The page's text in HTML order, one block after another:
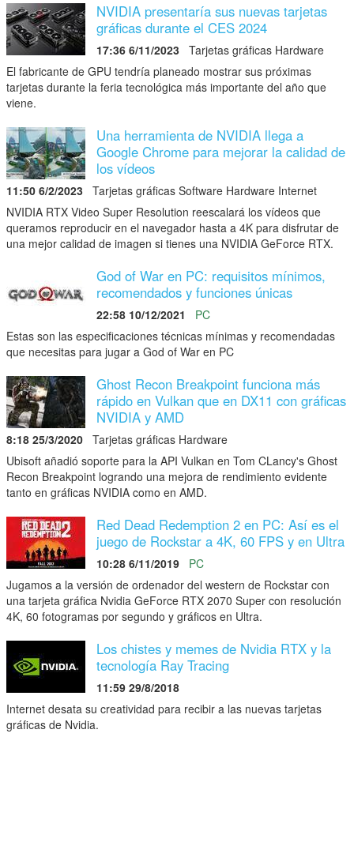
NVIDIA presentaría sus nuevas tarjetas
gráficas durante el CES 2024
17:36 6/11/2023 Tarjetas gráficas Hardware
El fabricante de GPU tendría planeado mostrar sus próximas
tarjetas durante la feria tecnológica más importante del año que
viene.
Una herramienta de NVIDIA llega a
Google Chrome para mejorar la calidad de
los vídeos
11:50 6/2/2023 Tarjetas gráficas Software Hardware Internet
NVIDIA RTX Video Super Resolution reescalará los vídeos que
queramos reproducir en el navegador hasta a 4K para disfrutar de
una mejor calidad de imagen si tienes una NVIDIA GeForce RTX.
God of War en PC: requisitos mínimos,
recomendados y funciones únicas
22:58 10/12/2021
PC
Estas son las especificaciones técnicas mínimas y recomendadas
que necesitas para jugar a God of War en PC
Ghost Recon Breakpoint funciona más
rápido en Vulkan que en DX11 con gráficas
NVIDIA y AMD
8:18 25/3/2020 Tarjetas gráficas Hardware
Ubisoft añadió soporte para la API Vulkan en Tom CLancy's Ghost
Recon Breakpoint logrando una mejora de rendimiento evidente
tanto en gráficas NVIDIA como en AMD.
Red Dead Redemption 2 en PC: Así es el
juego de Rockstar a 4K, 60 FPS y en Ultra
10:28 6/11/2019
PC
Jugamos a la versión de ordenador del western de Rockstar con
una tarjeta gráfica Nvidia GeForce RTX 2070 Super con resolución
4K, 60 fotogramas por segundo y gráficos en Ultra.
Los chistes y memes de Nvidia RTX y la
tecnología Ray Tracing
11:59 29/8/2018
Internet desata su creatividad para recibir a las nuevas tarjetas
gráficas de Nvidia.